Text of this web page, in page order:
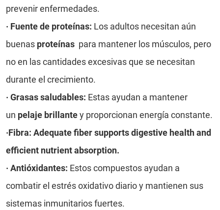
prevenir enfermedades.
· Fuente de proteínas: Los adultos necesitan aún
buenas proteínas para mantener los músculos, pero
no en las cantidades excesivas que se necesitan
durante el crecimiento.
· Grasas saludables: Estas ayudan a mantener
un pelaje brillantey proporcionan energía constante.
·Fibra: Adequate fiber supports digestive health and
efficient nutrient absorption.
· Antióxidantes: Estos compuestos ayudan a
combatir el estrés oxidativo diario y mantienen sus
sistemas inmunitarios fuertes.